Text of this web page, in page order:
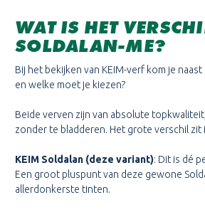
WAT IS HET
SOLDALAN-ME?
Bij het bekijken van KEIM-verf kom je
en welke moet je kiezen?
Beide verven zijn van absolute
zonder te bladderen. Het grote verschil zit
KEIM Soldalan (deze variant): Dit is dé
Een groot pluspunt van deze gewone
allerdonkerste tinten.